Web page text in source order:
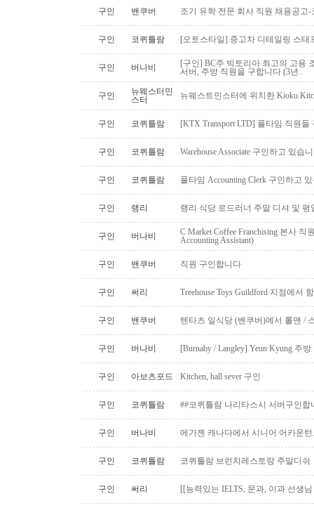
구인 밴쿠버 조기 유학 전문 회사 직원 채용공고
구인 코퀴틀람 [오토스타일] 중고차 디테일링 스태
구인 버나비
[구인] BC주 빅토리아 최고의 고용
서버, 주방 직원을 구합니다 (3년..
구인
뉴웨스터민
스터
뉴웨스트민스터에 위치한 Kioku
구인 코퀴틀람 [KTX Transport LTD] 풀타임 직원
구인 코퀴틀람 Warehouse Associate 구인하고 있습
구인 코퀴틀람 풀타임 Accounting Clerk 구인하고
구인 랭리 랭리 식당 로드러너 주말 디셔 및
구인 버나비
C Market Coffee Franchising 본사 직
Accounting Assistant)
구인 밴쿠버 직원 구인합니다
구인 써리 Treehouse Toys Guildford 지점에서
구인 밴쿠버 텐타츠 일식당 (밴쿠버)에서 롤맨 /
구인 버나비 [Burnaby / Langley] Yeun Kyung 주
구인 아보츠포드 Kitchen, hall sever 구인
구인 코퀴틀람 ##코퀴틀람 나리타스시 서버구인합
구인 버나비 메가젠 캐나다에서 시니어 어카운
구인 코퀴틀람 코퀴틀람 브런치레스토랑 주말디쉬
구인 써리 [[능력있는 IELTS, 문과, 이과 선생